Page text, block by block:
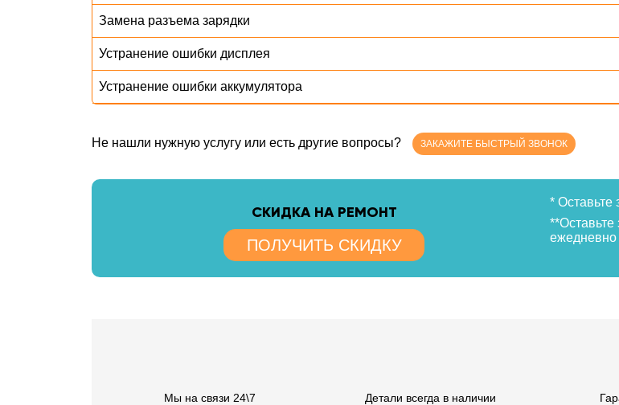
Замена разъема зарядки
Устранение ошибки дисплея
Устранение ошибки аккумулятора
Не нашли нужную услугу или есть другие вопросы? ЗАКАЖИТЕ БЫСТРЫЙ ЗВОНОК
CКИДКА НА РЕМОНТ
ПОЛУЧИТЬ СКИДКУ
* Оставьте
**Оставьте
ежедневно
Мы на связи 24\7 Детали всегда в наличии